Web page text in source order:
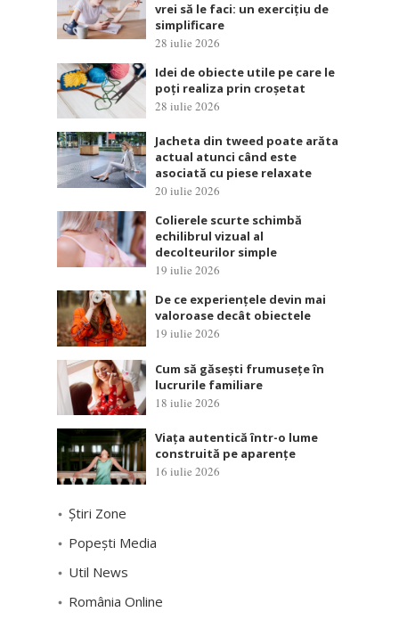
vrei să le faci: un exercițiu de
simplificare
28 iulie 2026
Idei de obiecte utile pe care le
poți realiza prin croșetat
28 iulie 2026
Jacheta din tweed poate arăta
actual atunci când este
asociată cu piese relaxate
20 iulie 2026
Colierele scurte schimbă
echilibrul vizual al
decolteurilor simple
19 iulie 2026
De ce experiențele devin mai
valoroase decât obiectele
19 iulie 2026
Cum să găsești frumusețe în
lucrurile familiare
18 iulie 2026
Viața autentică într-o lume
construită pe aparențe
16 iulie 2026
Știri Zone
Popești Media
Util News
România Online